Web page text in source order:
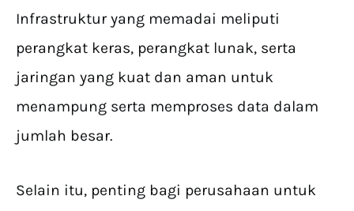
Infrastruktur yang memadai meliputi
perangkat keras, perangkat lunak, serta
jaringan yang kuat dan aman untuk
menampung serta memproses data dalam
jumlah besar.
Selain itu, penting bagi perusahaan untuk